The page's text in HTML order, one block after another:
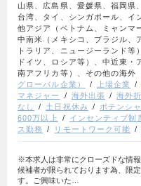
山県、広島県、愛媛県、福岡県
台湾、タイ、シンガポール、イ
他アジア（ベトナム、ミャンマ
中南米（メキシコ、ブラジル、
トラリア、ニュージーランド等
ドイツ、ロシア等）、中近東・
南アフリカ等）、その他の海外
グローバル企業）
上場企業
マネジャー
海外出張 海外
なし
土日祝休み ポテンシ
600万以上
インセンティブ制
ス勤務
リモートワーク可能
※本求人は非常にクローズドな情
候補者が限られております為、限
す。ご興味いた…